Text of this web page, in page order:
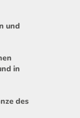
und
in
des